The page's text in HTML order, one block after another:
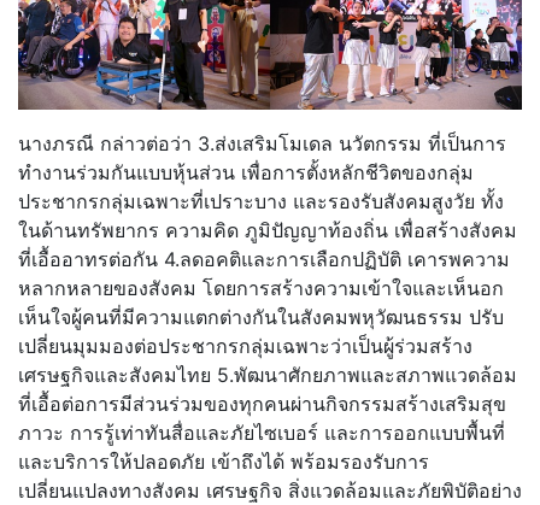
นางภรณี กล่าวต่อว่า 3.ส่งเสริมโมเดล นวัตกรรม ที่เป็นการ
ทำงานร่วมกันแบบหุ้นส่วน เพื่อการตั้งหลักชีวิตของกลุ่ม
ประชากรกลุ่มเฉพาะที่เปราะบาง และรองรับสังคมสูงวัย ทั้ง
ในด้านทรัพยากร ความคิด ภูมิปัญญาท้องถิ่น เพื่อสร้างสังคม
ที่เอื้ออาทรต่อกัน 4.ลดอคติและการเลือกปฏิบัติ เคารพความ
หลากหลายของสังคม โดยการสร้างความเข้าใจและเห็นอก
เห็นใจผู้คนที่มีความแตกต่างกันในสังคมพหุวัฒนธรรม ปรับ
เปลี่ยนมุมมองต่อประชากรกลุ่มเฉพาะว่าเป็นผู้ร่วมสร้าง
เศรษฐกิจและสังคมไทย 5.พัฒนาศักยภาพและสภาพแวดล้อม
ที่เอื้อต่อการมีส่วนร่วมของทุกคนผ่านกิจกรรมสร้างเสริมสุข
ภาวะ การรู้เท่าทันสื่อและภัยไซเบอร์ และการออกแบบพื้นที่
และบริการให้ปลอดภัย เข้าถึงได้ พร้อมรองรับการ
เปลี่ยนแปลงทางสังคม เศรษฐกิจ สิ่งแวดล้อมและภัยพิบัติอย่าง